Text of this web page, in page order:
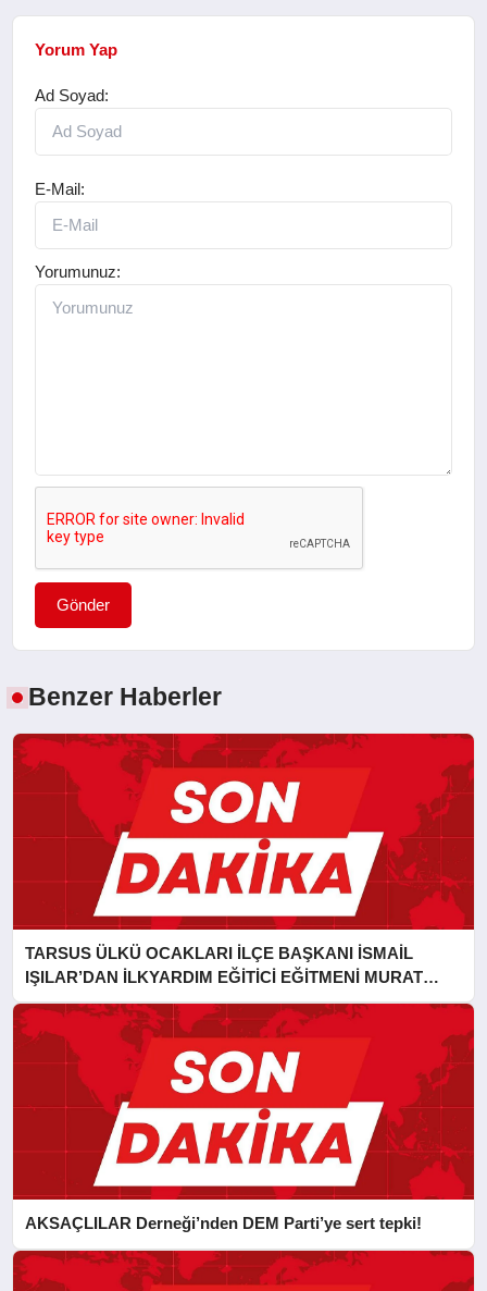
Yorum Yap
Ad Soyad:
E-Mail:
Yorumunuz:
Gönder
Benzer Haberler
TARSUS ÜLKÜ OCAKLARI İLÇE BAŞKANI İSMAİL
IŞILAR’DAN İLKYARDIM EĞİTİCİ EĞİTMENİ MURAT
CAN FİDAN’A ZİYARET
AKSAÇLILAR Derneği’nden DEM Parti’ye sert tepki!